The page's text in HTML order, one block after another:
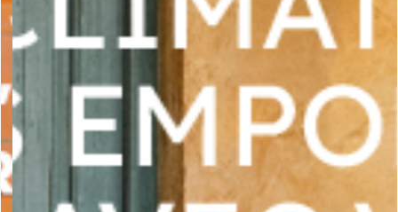
MONDE OS
SAV ET GARANTIE
DOCUMENTATIONS